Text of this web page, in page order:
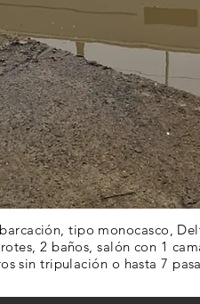
tipo monocasco,
2 baños, salón con 1
sin tripulación o hasta 7